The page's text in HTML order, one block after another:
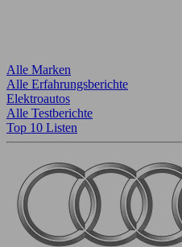
Alle Marken
Alle Erfahrungsberichte
Elektroautos
Alle Testberichte
Top 10 Listen